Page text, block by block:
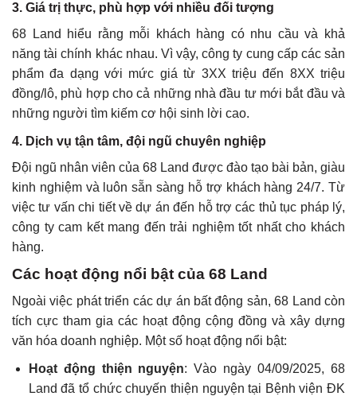
3. Giá trị thực, phù hợp với nhiều đối tượng
68 Land hiểu rằng mỗi khách hàng có nhu cầu và khả
năng tài chính khác nhau. Vì vậy, công ty cung cấp các sản
phẩm đa dạng với mức giá từ 3XX triệu đến 8XX triệu
đồng/lô, phù hợp cho cả những nhà đầu tư mới bắt đầu và
những người tìm kiếm cơ hội sinh lời cao.
4. Dịch vụ tận tâm, đội ngũ chuyên nghiệp
Đội ngũ nhân viên của 68 Land được đào tạo bài bản, giàu
kinh nghiệm và luôn sẵn sàng hỗ trợ khách hàng 24/7. Từ
việc tư vấn chi tiết về dự án đến hỗ trợ các thủ tục pháp lý,
công ty cam kết mang đến trải nghiệm tốt nhất cho khách
hàng.
Các hoạt động nổi bật của 68 Land
Ngoài việc phát triển các dự án bất động sản, 68 Land còn
tích cực tham gia các hoạt động cộng đồng và xây dựng
văn hóa doanh nghiệp. Một số hoạt động nổi bật:
Hoạt động thiện nguyện: Vào ngày 04/09/2025, 68
Land đã tổ chức chuyến thiện nguyện tại Bệnh viện ĐK